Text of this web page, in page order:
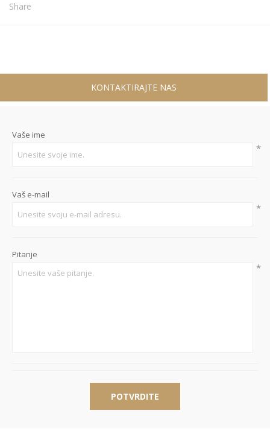
Share
KONTAKTIRAJTE NAS
Vaše ime
*
Vaš e-mail
*
Pitanje
*
POTVRDITE